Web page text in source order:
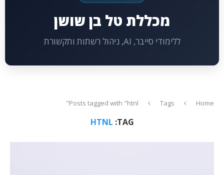
מכללת טל בן שושן
ללימודי סייבר, AI, ניהול רשתות ותקשורת
Home
Tags
Posts tagged with "htnl"
TAG:
HTNL